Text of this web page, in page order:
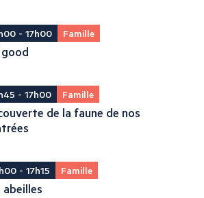
- 17h00 Famille
- 17h00 Famille
de la faune de nos
- 17h15 Famille
abeilles